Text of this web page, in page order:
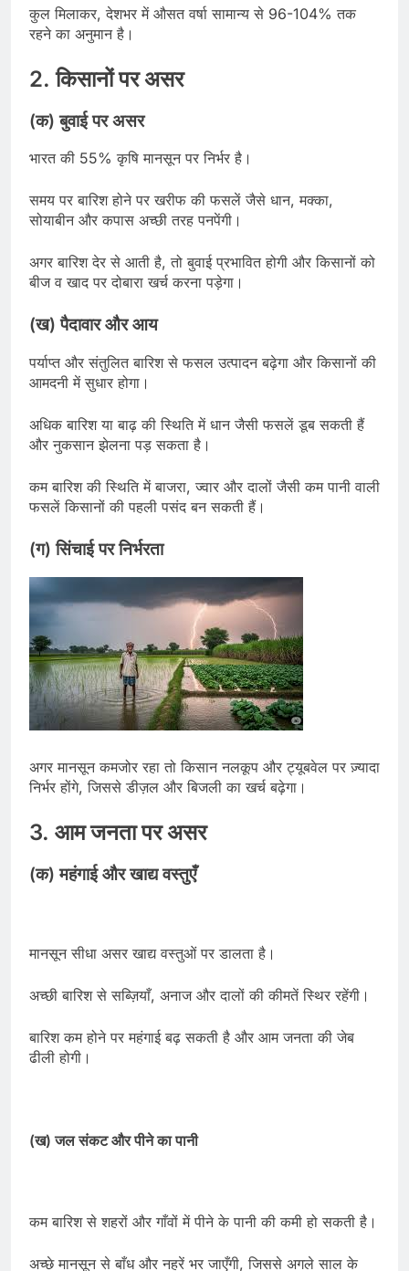
कुल मिलाकर, देशभर में औसत वर्षा सामान्य से 96-104% तक
रहने का अनुमान है।
2. किसानों पर असर
(क) बुवाई पर असर
भारत की 55% कृषि मानसून पर निर्भर है।
समय पर बारिश होने पर खरीफ की फसलें जैसे धान, मक्का,
सोयाबीन और कपास अच्छी तरह पनपेंगी।
अगर बारिश देर से आती है, तो बुवाई प्रभावित होगी और किसानों को
बीज व खाद पर दोबारा खर्च करना पड़ेगा।
(ख) पैदावार और आय
पर्याप्त और संतुलित बारिश से फसल उत्पादन बढ़ेगा और किसानों की
आमदनी में सुधार होगा।
अधिक बारिश या बाढ़ की स्थिति में धान जैसी फसलें डूब सकती हैं
और नुकसान झेलना पड़ सकता है।
कम बारिश की स्थिति में बाजरा, ज्वार और दालों जैसी कम पानी वाली
फसलें किसानों की पहली पसंद बन सकती हैं।
(ग) सिंचाई पर निर्भरता
अगर मानसून कमजोर रहा तो किसान नलकूप और ट्यूबवेल पर ज़्यादा
निर्भर होंगे, जिससे डीज़ल और बिजली का खर्च बढ़ेगा।
3. आम जनता पर असर
(क) महंगाई और खाद्य वस्तुएँ
मानसून सीधा असर खाद्य वस्तुओं पर डालता है।
अच्छी बारिश से सब्ज़ियाँ, अनाज और दालों की कीमतें स्थिर रहेंगी।
बारिश कम होने पर महंगाई बढ़ सकती है और आम जनता की जेब
ढीली होगी।
(ख) जल संकट और पीने का पानी
कम बारिश से शहरों और गाँवों में पीने के पानी की कमी हो सकती है।
अच्छे मानसून से बाँध और नहरें भर जाएँगी, जिससे अगले साल के